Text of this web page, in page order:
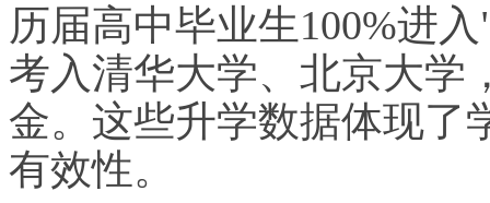
历届高中毕业生100%进
考入清华大学、北京大学
金。这些升学数据体现了
有效性。